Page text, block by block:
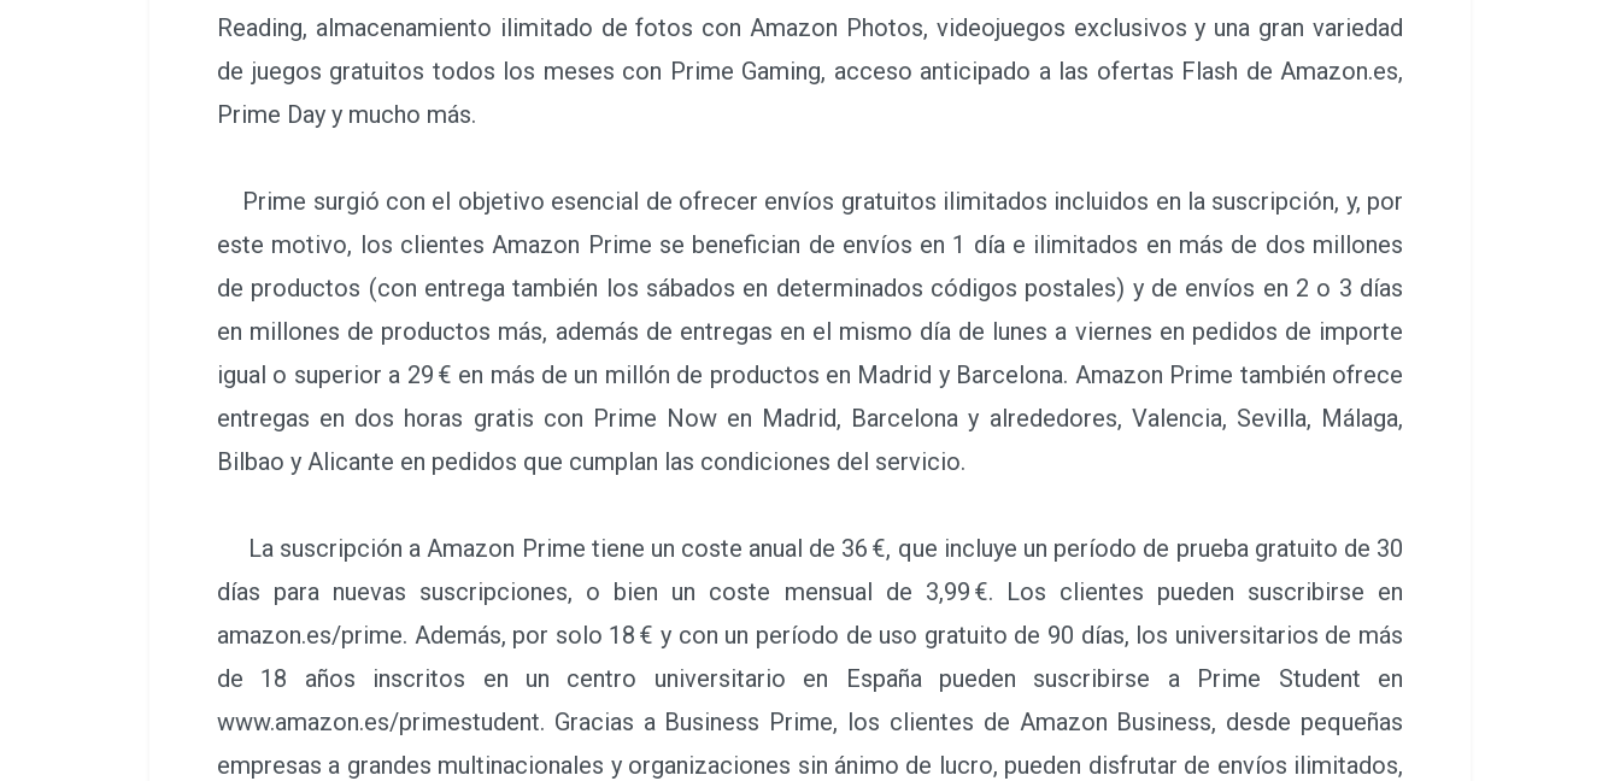
Reading, almacenamiento ilimitado de fotos con Amazon Photos, videojuegos exclusivos y una gran variedad
de juegos gratuitos todos los meses con Prime Gaming, acceso anticipado a las ofertas Flash de Amazon.es,
Prime Day y mucho más.
Prime surgió con el objetivo esencial de ofrecer envíos gratuitos ilimitados incluidos en la suscripción, y, por
este motivo, los clientes Amazon Prime se benefician de envíos en 1 día e ilimitados en más de dos millones
de productos (con entrega también los sábados en determinados códigos postales) y de envíos en 2 o 3 días
en millones de productos más, además de entregas en el mismo día de lunes a viernes en pedidos de importe
igual o superior a 29 € en más de un millón de productos en Madrid y Barcelona. Amazon Prime también ofrece
entregas en dos horas gratis con Prime Now en Madrid, Barcelona y alrededores, Valencia, Sevilla, Málaga,
Bilbao y Alicante en pedidos que cumplan las condiciones del servicio.
La suscripción a Amazon Prime tiene un coste anual de 36 €, que incluye un período de prueba gratuito de 30
días para nuevas suscripciones, o bien un coste mensual de 3,99 €. Los clientes pueden suscribirse en
amazon.es/prime. Además, por solo 18 € y con un período de uso gratuito de 90 días, los universitarios de más
de 18 años inscritos en un centro universitario en España pueden suscribirse a Prime Student en
www.amazon.es/primestudent. Gracias a Business Prime, los clientes de Amazon Business, desde pequeñas
empresas a grandes multinacionales y organizaciones sin ánimo de lucro, pueden disfrutar de envíos ilimitados,